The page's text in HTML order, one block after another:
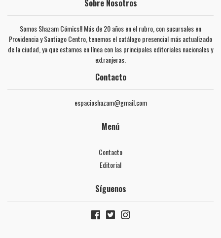
Sobre Nosotros
Somos Shazam Cómics!! Más de 20 años en el rubro, con sucursales en
Providencia y Santiago Centro, tenemos el catálogo presencial más actualizado
de la ciudad, ya que estamos en línea con las principales editoriales nacionales y
extranjeras.
Contacto
espacioshazam@gmail.com
Menú
Contacto
Editorial
Síguenos